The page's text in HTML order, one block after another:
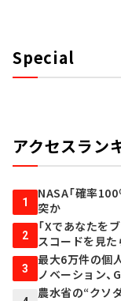
Special
アクセスラン
1
NASA「確率
突か
2
「Xであなたを
スコードを見た
3
最大6万件の個
ノベーション
農水省の“クソ